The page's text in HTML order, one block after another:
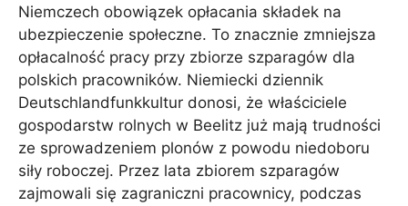
Niemczech obowiązek opłacania składek na
ubezpieczenie społeczne. To znacznie zmniejsza
opłacalność pracy przy zbiorze szparagów dla
polskich pracowników. Niemiecki dziennik
Deutschlandfunkkultur donosi, że właściciele
gospodarstw rolnych w Beelitz już mają trudności
ze sprowadzeniem plonów z powodu niedoboru
siły roboczej. Przez lata zbiorem szparagów
zajmowali się zagraniczni pracownicy, podczas